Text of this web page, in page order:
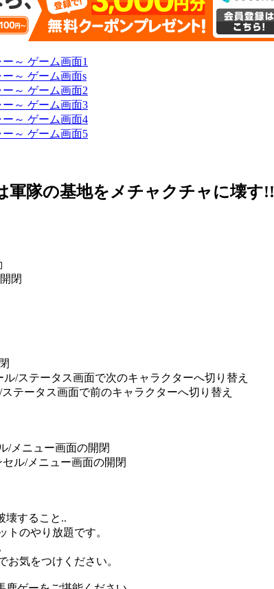
軍隊の基地をメチャクチャに壊す
閉
/ステータス画面で次のキャラクターへ切り替え
テータス画面で前のキャラクターへ切り替え
/メニュー画面の開閉
ル/メニュー画面の開閉
壊すること..
トのやり放題です。
お気をつけください。